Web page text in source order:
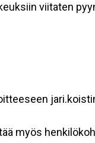
viitaten
myös